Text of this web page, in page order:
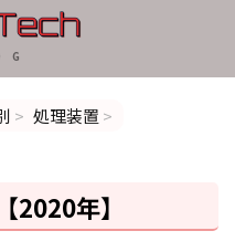
G
> 処理装置 >
年】